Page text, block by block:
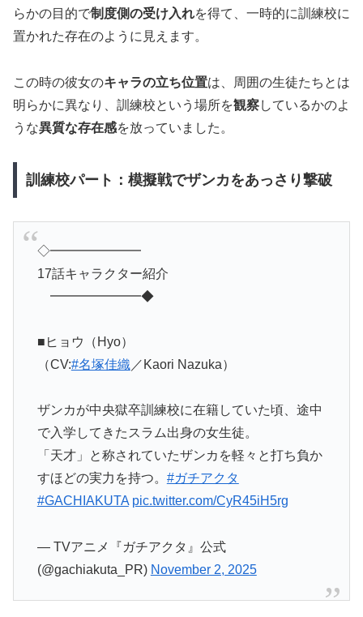
らかの目的で制度側の受け入れを得て、一時的に訓練校に
置かれた存在のように見えます。
この時の彼女のキャラの立ち位置は、周囲の生徒たちとは
明らかに異なり、訓練校という場所を観察しているかのよ
うな異質な存在感を放っていました。
訓練校パート：模擬戦でザンカをあっさり撃破
◇━━━━━━━
17話キャラクター紹介
━━━━━━━◆
■ヒョウ（Hyo）
（CV:#名塚佳織／Kaori Nazuka）
ザンカが中央獄卒訓練校に在籍していた頃、途中
で入学してきたスラム出身の女生徒。
「天才」と称されていたザンカを軽々と打ち負か
すほどの実力を持つ。 #ガチアクタ
#GACHIAKUTA pic.twitter.com/CyR45iH5rg
— TVアニメ『ガチアクタ』公式
(@gachiakuta_PR) November 2, 2025